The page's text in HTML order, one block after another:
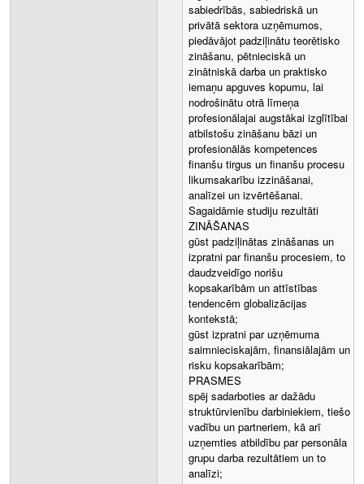
sabiedrībās, sabiedriskā un
privātā sektora uzņēmumos,
piedāvājot padziļinātu teorētisko
zināšanu, pētnieciskā un
zinātniskā darba un praktisko
iemaņu apguves kopumu, lai
nodrošinātu otrā līmeņa
profesionālajai augstākai izglītībai
atbilstošu zināšanu bāzi un
profesionālās kompetences
finanšu tirgus un finanšu procesu
likumsakarību izzināšanai,
analīzei un izvērtēšanai.
Sagaidāmie studiju rezultāti
ZINĀŠANAS
gūst padziļinātas zināšanas un
izpratni par finanšu procesiem, to
daudzveidīgo norišu
kopsakarībām un attīstības
tendencēm globalizācijas
kontekstā;
gūst izpratni par uzņēmuma
saimnieciskajām, finansiālajām un
risku kopsakarībām;
PRASMES
spēj sadarboties ar dažādu
struktūrvienību darbiniekiem, tiešo
vadību un partneriem, kā arī
uzņemties atbildību par personāla
grupu darba rezultātiem un to
analīzi;